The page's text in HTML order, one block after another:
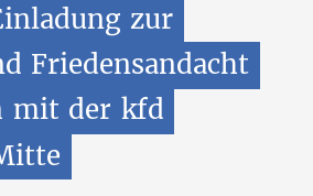
zur
Friedensandacht
mit der kfd